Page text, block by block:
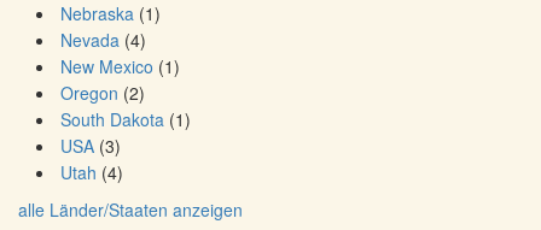
Nebraska (1)
Nevada (4)
New Mexico (1)
Oregon (2)
South Dakota (1)
USA (3)
Utah (4)
alle Länder/Staaten anzeigen